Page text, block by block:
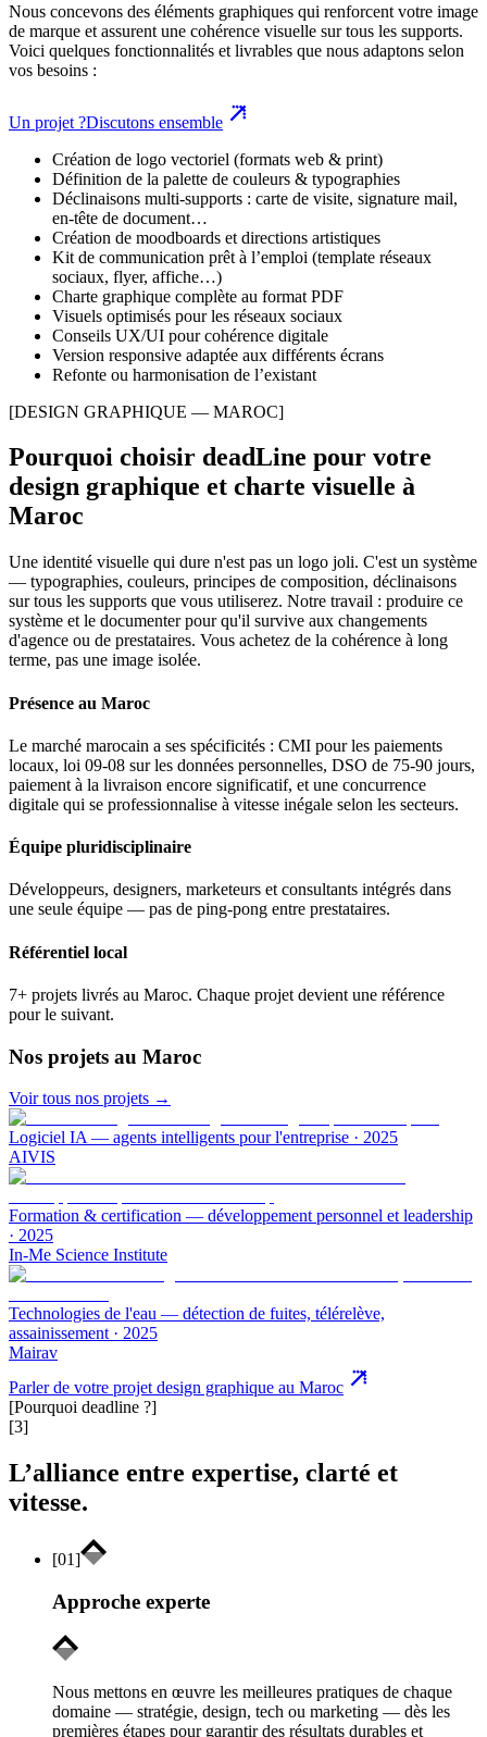
Nous concevons des éléments graphiques qui renforcent votre image
de marque et assurent une cohérence visuelle sur tous les supports.
Voici quelques fonctionnalités et livrables que nous adaptons selon
vos besoins :
Un projet ?Discutons ensemble
Création de logo vectoriel (formats web & print)
Définition de la palette de couleurs & typographies
Déclinaisons multi-supports : carte de visite, signature mail,
en-tête de document…
Création de moodboards et directions artistiques
Kit de communication prêt à l’emploi (template réseaux
sociaux, flyer, affiche…)
Charte graphique complète au format PDF
Visuels optimisés pour les réseaux sociaux
Conseils UX/UI pour cohérence digitale
Version responsive adaptée aux différents écrans
Refonte ou harmonisation de l’existant
[DESIGN GRAPHIQUE — MAROC]
Pourquoi choisir deadLine pour votre
design graphique et charte visuelle à
Maroc
Une identité visuelle qui dure n'est pas un logo joli. C'est un système
— typographies, couleurs, principes de composition, déclinaisons
sur tous les supports que vous utiliserez. Notre travail : produire ce
système et le documenter pour qu'il survive aux changements
d'agence ou de prestataires. Vous achetez de la cohérence à long
terme, pas une image isolée.
Présence au Maroc
Le marché marocain a ses spécificités : CMI pour les paiements
locaux, loi 09-08 sur les données personnelles, DSO de 75-90 jours,
paiement à la livraison encore significatif, et une concurrence
digitale qui se professionnalise à vitesse inégale selon les secteurs.
Équipe pluridisciplinaire
Développeurs, designers, marketeurs et consultants intégrés dans
une seule équipe — pas de ping-pong entre prestataires.
Référentiel local
7+ projets livrés au Maroc. Chaque projet devient une référence
pour le suivant.
Nos projets au Maroc
Voir tous nos projets →
Logiciel IA — agents intelligents pour l'entreprise · 2025
AIVIS
Formation & certification — développement personnel et leadership
· 2025
In-Me Science Institute
Technologies de l'eau — détection de fuites, télérelève,
assainissement · 2025
Mairav
Parler de votre projet design graphique au Maroc
[Pourquoi deadline ?]
[3]
L’alliance entre expertise, clarté et
vitesse.
[01]
Approche experte
Nous mettons en œuvre les meilleures pratiques de chaque
domaine — stratégie, design, tech ou marketing — dès les
premières étapes pour garantir des résultats durables et